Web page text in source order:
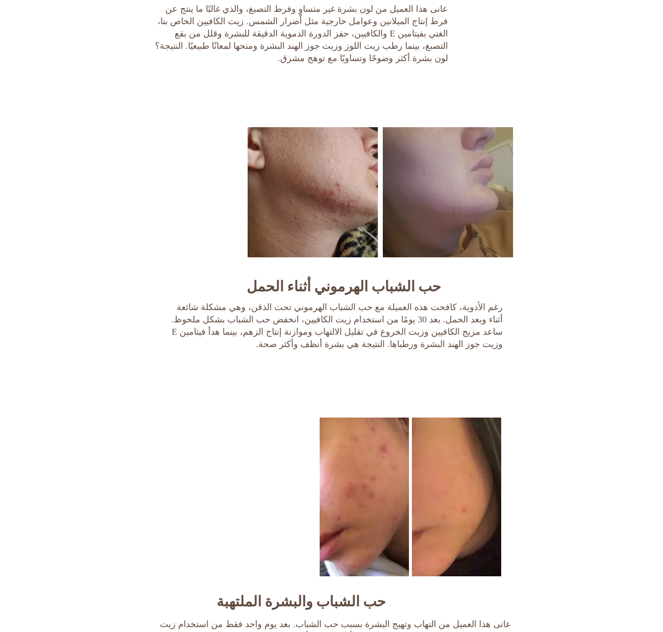
عانى هذا العميل من لون بشرة غير متساوٍ وفرط التصبغ، والذي غالبًا ما ينتج عن
فرط إنتاج الميلانين وعوامل خارجية مثل أضرار الشمس. زيت الكافيين الخاص بنا،
الغني بفيتامين E والكافيين، حفز الدورة الدموية الدقيقة للبشرة وقلل من بقع
التصبغ، بينما رطب زيت اللوز وزيت جوز الهند البشرة ومنحها لمعانًا طبيعيًا. النتيجة؟
لون بشرة أكثر وضوحًا وتساويًا مع توهج مشرق.
حب الشباب الهرموني أثناء الحمل
رغم الأدوية، كافحت هذه العميلة مع حب الشباب الهرموني تحت الذقن، وهي مشكلة شائعة
أثناء وبعد الحمل. بعد 30 يومًا من استخدام زيت الكافيين، انخفض حب الشباب بشكل ملحوظ.
ساعد مزيج الكافيين وزيت الخروع في تقليل الالتهاب وموازنة إنتاج الزهم، بينما هدأ فيتامين E
وزيت جوز الهند البشرة ورطباها. النتيجة هي بشرة أنظف وأكثر صحة.
حب الشباب والبشرة الملتهبة
عانى هذا العميل من التهاب وتهيج البشرة بسبب حب الشباب. بعد يوم واحد فقط من استخدام زيت